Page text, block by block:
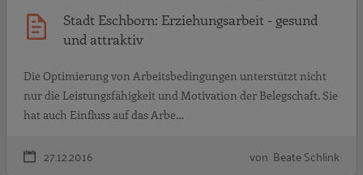
Stadt Eschborn: Erziehungsarbeit - gesund
und attraktiv
Die Optimierung von Arbeitsbedingungen unterstützt nicht
nur die Leistungsfähigkeit und Motivation der Belegschaft. Sie
hat auch Einfluss auf das Arbe…
27.12.2016 von Beate Schlink